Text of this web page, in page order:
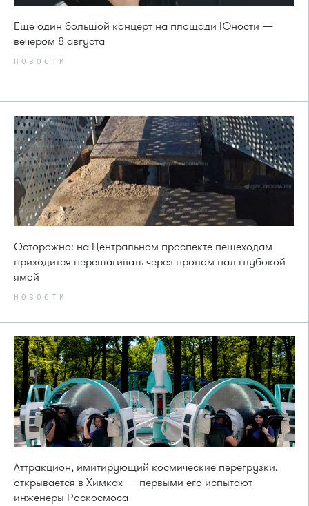
Еще один большой концерт на площади Юности —
вечером 8 августа
НОВОСТИ
Осторожно: на Центральном проспекте пешеходам
приходится перешагивать через пролом над глубокой
ямой
НОВОСТИ
Аттракцион, имитирующий космические перегрузки,
открывается в Химках — первыми его испытают
инженеры Роскосмоса